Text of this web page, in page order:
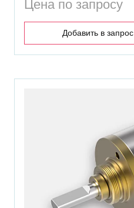
Цена по запросу
Добавить в запрос